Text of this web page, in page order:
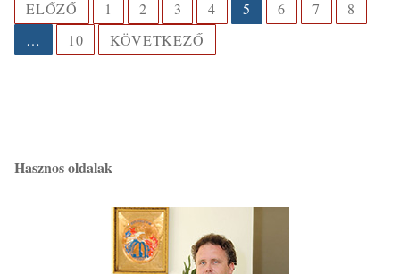
lapozása
ELŐZŐ 1 2 3 4 5 6 7
8
…
10 KÖVETKEZŐ
Hasznos oldalak